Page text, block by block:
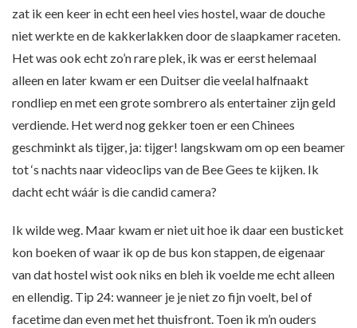
zat ik een keer in echt een heel vies hostel, waar de douche
niet werkte en de kakkerlakken door de slaapkamer raceten.
Het was ook echt zo’n rare plek, ik was er eerst helemaal
alleen en later kwam er een Duitser die veelal halfnaakt
rondliep en met een grote sombrero als entertainer zijn geld
verdiende. Het werd nog gekker toen er een Chinees
geschminkt als tijger, ja: tijger! langskwam om op een beamer
tot ‘s nachts naar videoclips van de Bee Gees te kijken. Ik
dacht echt wáár is die candid camera?
Ik wilde weg. Maar kwam er niet uit hoe ik daar een busticket
kon boeken of waar ik op de bus kon stappen, de eigenaar
van dat hostel wist ook niks en bleh ik voelde me echt alleen
en ellendig. Tip 24: wanneer je je niet zo fijn voelt, bel of
facetime dan even met het thuisfront. Toen ik m’n ouders